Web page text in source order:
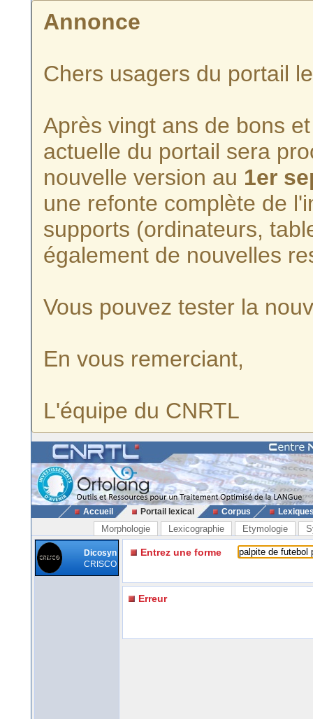
Annonce
Chers usagers du portail
Après vingt ans de bons
actuelle du portail sera
nouvelle version au 1er
une refonte complète de
supports (ordinateurs,
également de nouvelles
Vous pouvez tester la
En vous remerciant,
L'équipe du CNRTL
Accueil Portail lexical Corpus
Morphologie Lexicographie Etymologie
Dicosyn
CRISCO
Entrez une forme
Erreur